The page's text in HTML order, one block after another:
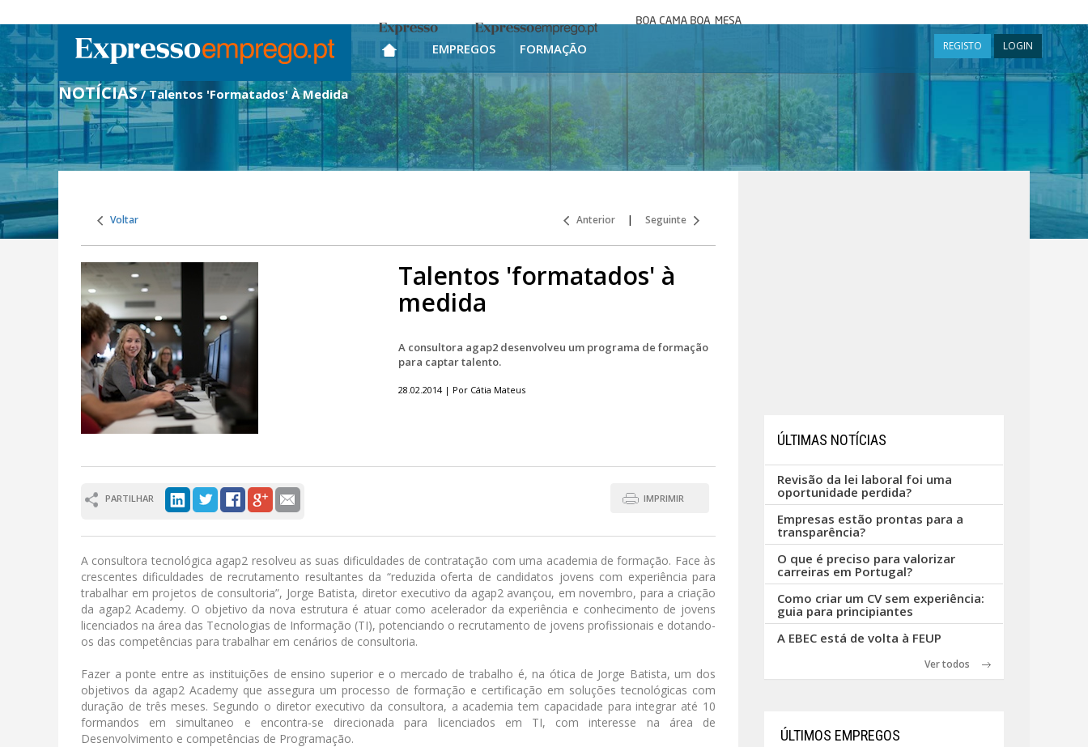
Expresso Expresso Emprego
mesa
EMPREGOS FORMAÇÃO REGISTO LOGIN
NOTÍCIAS / Talentos 'Formatados' À Medida
Voltar Anterior | Seguinte
Talentos 'formatados' à
medida
A consultora agap2 desenvolveu um programa de formação
para captar talento.
28.02.2014 | Por Cátia Mateus
PARTILHAR IMPRIMIR
A consultora tecnológica agap2 resolveu as suas dificuldades de contratação com uma academia de formação. Face às
crescentes dificuldades de recrutamento resultantes da “reduzida oferta de candidatos jovens com experiência para
trabalhar em projetos de consultoria”, Jorge Batista, diretor executivo da agap2 avançou, em novembro, para a criação
da agap2 Academy. O objetivo da nova estrutura é atuar como acelerador da experiência e conhecimento de jovens
licenciados na área das Tecnologias de Informação (TI), potenciando o recrutamento de jovens profissionais e dotando-
os das competências para trabalhar em cenários de consultoria.
Fazer a ponte entre as instituições de ensino superior e o mercado de trabalho é, na ótica de Jorge Batista, um dos
objetivos da agap2 Academy que assegura um processo de formação e certificação em soluções tecnológicas com
duração de três meses. Segundo o diretor executivo da consultora, a academia tem capacidade para integrar até 10
formandos em simultaneo e encontra-se direcionada para licenciados em TI, com interesse na área de
Desenvolvimento e competências de Programação.
ÚLTIMAS NOTÍCIAS
Revisão da lei laboral foi uma
oportunidade perdida?
Empresas estão prontas para a
transparência?
O que é preciso para valorizar
carreiras em Portugal?
Como criar um CV sem experiência:
guia para principiantes
A EBEC está de volta à FEUP
Ver todos
ÚLTIMOS EMPREGOS